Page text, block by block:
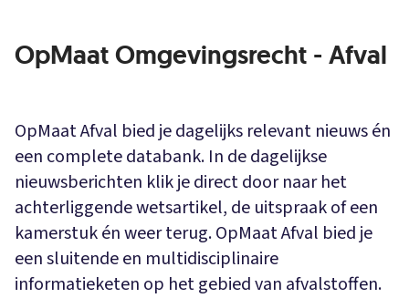
OpMaat Omgevingsrecht - Afval
OpMaat Afval bied je dagelijks relevant nieuws én
een complete databank. In de dagelijkse
nieuwsberichten klik je direct door naar het
achterliggende wetsartikel, de uitspraak of een
kamerstuk én weer terug. OpMaat Afval bied je
een sluitende en multidisciplinaire
informatieketen op het gebied van afvalstoffen.